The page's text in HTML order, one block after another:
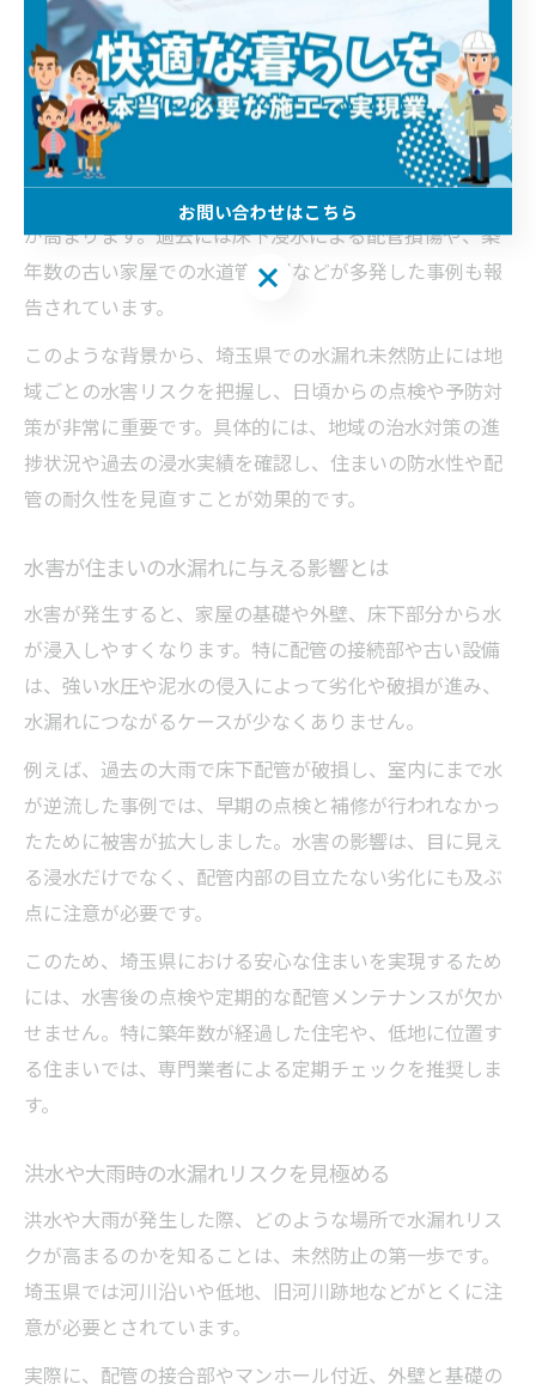
地形的にも低地が多いことから水害発生リスクが高い地
域として知られています。特に近年は異常気象の影響で
大雨や台風による洪水が増加しており、住まいの水漏れ
トラブルと密接に関係しています。
水害が起こると河川の氾濫や下水道の逆流が発生しやす
くなり、住宅の基礎部分や配管設備からの水漏れリスク
が高まります。過去には床下浸水による配管損傷や、築
年数の古い家屋での水道管破損などが多発した事例も報
告されています。
このような背景から、埼玉県での水漏れ未然防止には地
域ごとの水害リスクを把握し、日頃からの点検や予防対
策が非常に重要です。具体的には、地域の治水対策の進
捗状況や過去の浸水実績を確認し、住まいの防水性や配
管の耐久性を見直すことが効果的です。
水害が住まいの水漏れに与える影響とは
水害が発生すると、家屋の基礎や外壁、床下部分から水
が浸入しやすくなります。特に配管の接続部や古い設備
は、強い水圧や泥水の侵入によって劣化や破損が進み、
水漏れにつながるケースが少なくありません。
例えば、過去の大雨で床下配管が破損し、室内にまで水
が逆流した事例では、早期の点検と補修が行われなかっ
たために被害が拡大しました。水害の影響は、目に見え
る浸水だけでなく、配管内部の目立たない劣化にも及ぶ
点に注意が必要です。
このため、埼玉県における安心な住まいを実現するため
には、水害後の点検や定期的な配管メンテナンスが欠か
せません。特に築年数が経過した住宅や、低地に位置す
る住まいでは、専門業者による定期チェックを推奨しま
す。
洪水や大雨時の水漏れリスクを見極める
洪水や大雨が発生した際、どのような場所で水漏れリス
クが高まるのかを知ることは、未然防止の第一歩です。
埼玉県では河川沿いや低地、旧河川跡地などがとくに注
意が必要とされています。
実際に、配管の接合部やマンホール付近、外壁と基礎の
お問い合わせはこちら
お問い合わせはこちら